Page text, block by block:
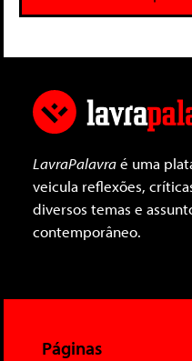
LavraPalavraé uma
veicula reflexões,
diversos temas e
contemporâneo.
Páginas